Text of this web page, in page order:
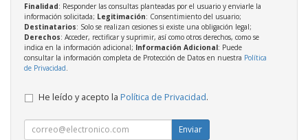
Finalidad: Responder las consultas planteadas por el usuario y enviarle la
información solicitada; Legitimación: Consentimiento del usuario;
Destinatarios: Solo se realizan cesiones si existe una obligación legal;
Derechos: Acceder, rectificar y suprimir, así como otros derechos, como se
indica en la información adicional; Información Adicional: Puede
consultar la información completa de Protección de Datos en nuestra Política
de Privacidad.
He leído y acepto la Política de Privacidad.
Enviar